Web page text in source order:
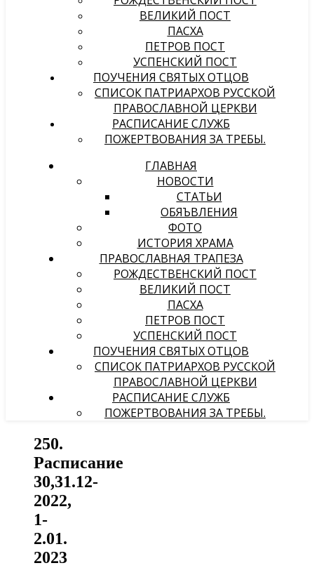
ВЕЛИКИЙ ПОСТ
ПАСХА
ПЕТРОВ ПОСТ
УСПЕНСКИЙ ПОСТ
ПОУЧЕНИЯ СВЯТЫХ ОТЦОВ
СПИСОК ПАТРИАРХОВ РУССКОЙ
ПРАВОСЛАВНОЙ ЦЕРКВИ
РАСПИСАНИЕ СЛУЖБ
ПОЖЕРТВОВАНИЯ ЗА ТРЕБЫ.
ГЛАВНАЯ
НОВОСТИ
СТАТЬИ
ОБЯЪВЛЕНИЯ
ФОТО
ИСТОРИЯ ХРАМА
ПРАВОСЛАВНАЯ ТРАПЕЗА
РОЖДЕСТВЕНСКИЙ ПОСТ
ВЕЛИКИЙ ПОСТ
ПАСХА
ПЕТРОВ ПОСТ
УСПЕНСКИЙ ПОСТ
ПОУЧЕНИЯ СВЯТЫХ ОТЦОВ
СПИСОК ПАТРИАРХОВ РУССКОЙ
ПРАВОСЛАВНОЙ ЦЕРКВИ
РАСПИСАНИЕ СЛУЖБ
ПОЖЕРТВОВАНИЯ ЗА ТРЕБЫ.
250.
Расписание
30,31.12-
2022,
1-
2.01.
2023